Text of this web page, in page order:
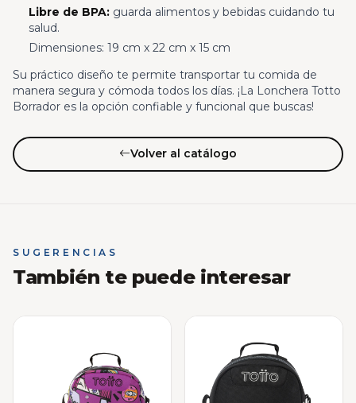
Libre de BPA:guarda alimentos y bebidas cuidando tu
salud.
Dimensiones: 19 cm x 22 cm x 15 cm
Su práctico diseño te permite transportar tu comida de
manera segura y cómoda todos los días. ¡La Lonchera Totto
Borrador es la opción confiable y funcional que buscas!
Volver al catálogo
SUGERENCIAS
También te puede interesar